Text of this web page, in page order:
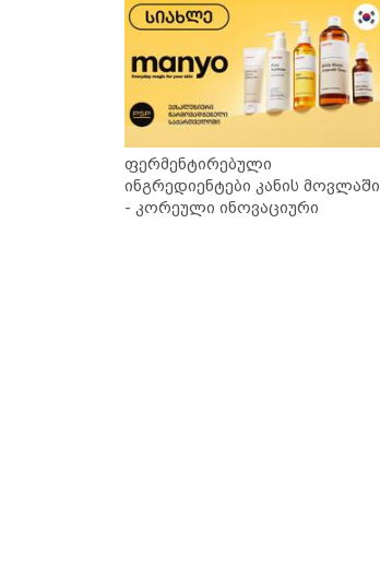
ფერმენტირებული
ინგრედიენტები კანის მოვლაში
- კორეული ინოვაციური